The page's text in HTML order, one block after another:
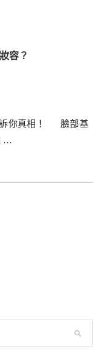
容？
你真相！ 臉部基
…